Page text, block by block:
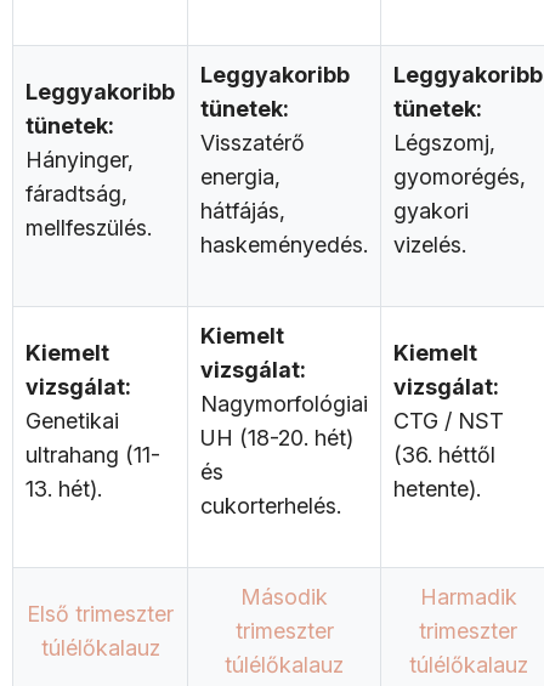
Leggyakoribb
tünetek:
Hányinger,
fáradtság,
mellfeszülés.
Leggyakoribb
tünetek:
Visszatérő
energia,
hátfájás,
haskeményedés.
Leggyakoribb
tünetek:
Légszomj,
gyomorégés,
gyakori
vizelés.
Kiemelt
vizsgálat:
Genetikai
ultrahang (11-
13. hét).
Kiemelt
vizsgálat:
Nagymorfológiai
UH (18-20. hét)
és
cukorterhelés.
Kiemelt
vizsgálat:
CTG / NST
(36. héttől
hetente).
Első trimeszter
túlélőkalauz
Második
trimeszter
túlélőkalauz
Harmadik
trimeszter
túlélőkalauz